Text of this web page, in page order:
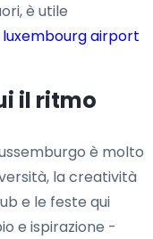
è utile
luxembourg airport
il ritmo
è molto
la creatività
e le feste qui
e ispirazione -